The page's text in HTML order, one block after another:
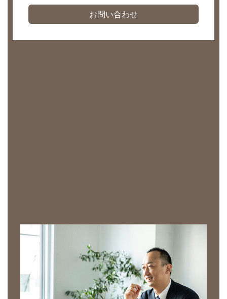
お問い合わせ